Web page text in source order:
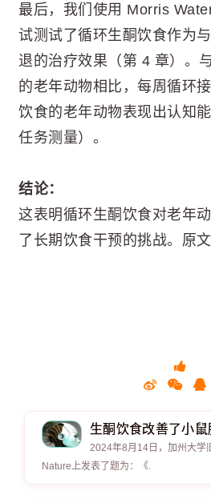
最后，我们使用 Morris
试测试了循环生酮饮食作为
退的治疗效果（第 4 章）。
的老年动物相比，每周循环
饮食的老年动物表现出认知
任务测量）。
结论：
这表明循环生酮饮食对老年
了长期饮食干预的挑战。原
生酮饮食改善了小
2024年8月14日，加州大学
Nature上发表了题为：《.